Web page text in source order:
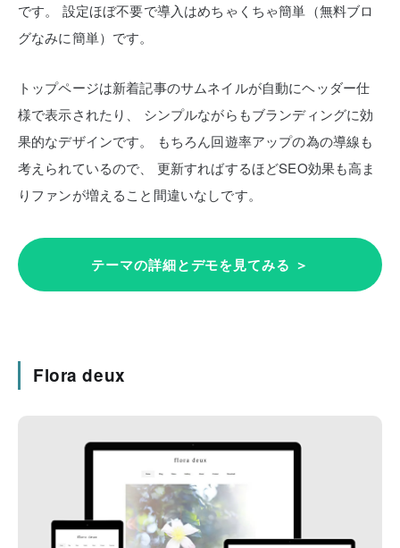
です。
設定ほぼ不要で導入はめちゃくちゃ簡単（無料ブロ
グなみに簡単）です。
トップページは新着記事のサムネイルが自動にヘッダー仕
様で表示されたり、
シンプルながらもブランディングに効
果的なデザインです。
もちろん回遊率アップの為の導線も
考えられているので、
更新すればするほどSEO効果も高ま
りファンが増えること間違いなしです。
テーマの詳細とデモを見てみる ＞
Flora deux